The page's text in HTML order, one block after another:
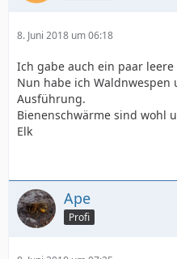
8. Juni 2018 um 06:18
Ich gabe auch ein paar
Nun habe ich
Ausführung.
Bienenschwärme sind wohl
Elk
Ape
Profi